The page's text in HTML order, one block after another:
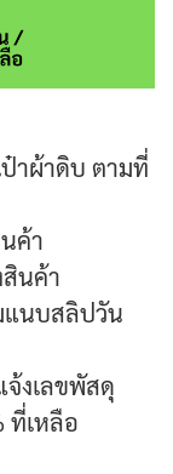
าผ้าดิบ ตามที่
ค้า
นค้า
แนบสลิปวัน
งเลขพัสดุ
ที่เหลือ